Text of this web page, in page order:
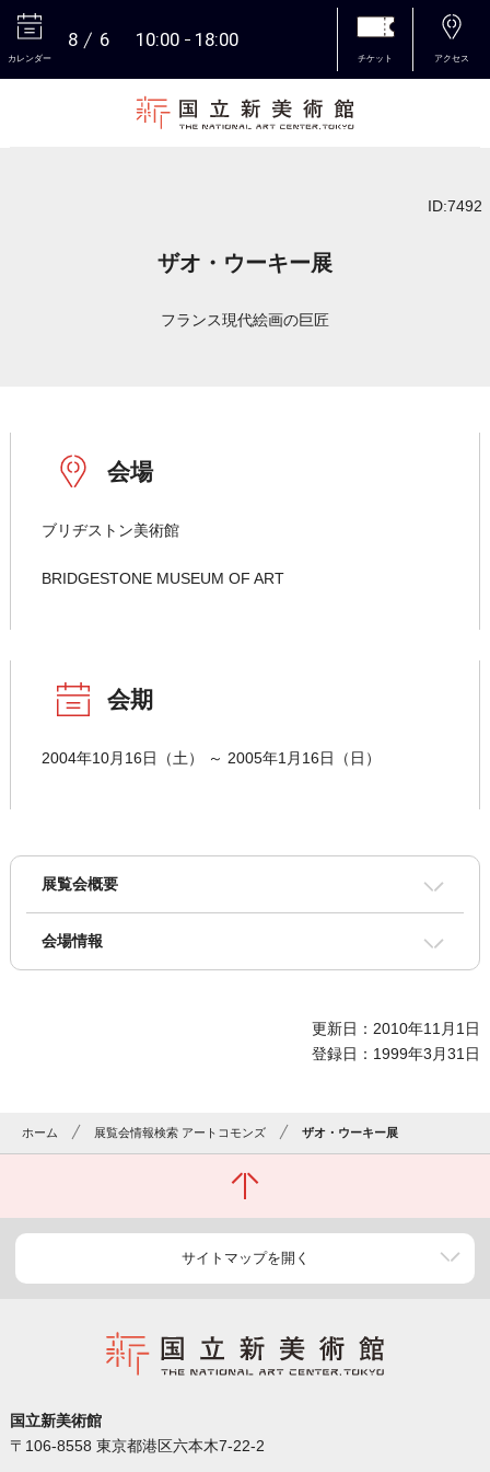
カレンダー
8 6 10:00 18:00
チケット アクセス
ID:7492
ザオ・ウーキー展
フランス現代絵画の巨匠
会場
ブリヂストン美術館
BRIDGESTONE MUSEUM OF ART
会期
2004年10月16日（土） ～ 2005年1月16日（日）
展覧会概要
会場情報
更新日：2010年11月1日
登録日：1999年3月31日
ホーム 展覧会情報検索 アートコモンズ ザオ・ウーキー展
サイトマップを開く
国立新美術館
〒106-8558 東京都港区六本木7-22-2